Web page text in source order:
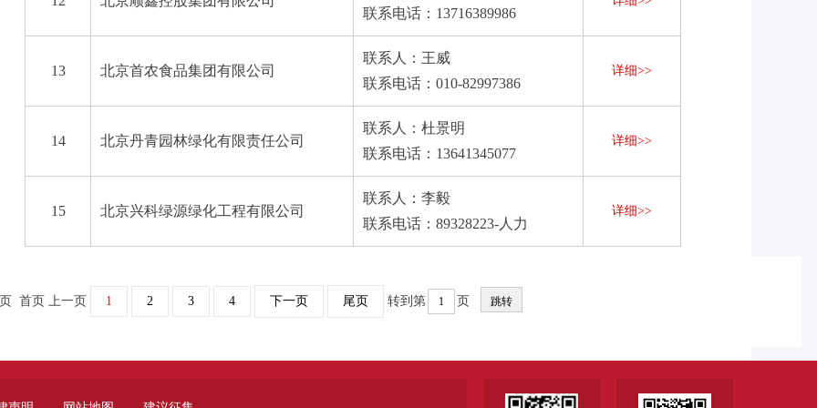
联系电话：13716389986
13 北京首农食品集团有限公司
联系人：王威
联系电话：010-82997386
详细>>
14 北京丹青园林绿化有限责任公司
联系人：杜景明
联系电话：13641345077
详细>>
15 北京兴科绿源绿化工程有限公司
联系人：李毅
联系电话：89328223-人力
详细>>
首页 上一页 1 2 3 4 下一页 尾页 转到第 页